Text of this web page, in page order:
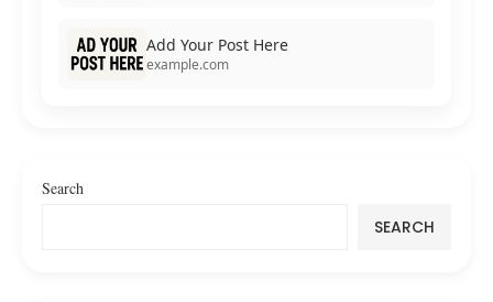
Add Your Post Here
example.com
Search
SEARCH